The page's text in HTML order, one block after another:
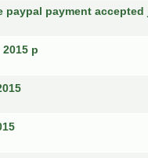
payment accepted
2015 р